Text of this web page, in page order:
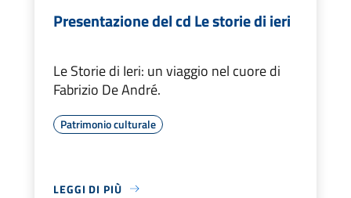
Presentazione del cd Le storie di ieri
Le Storie di Ieri: un viaggio nel cuore di
Fabrizio De André.
Patrimonio culturale
LEGGI DI PIÙ